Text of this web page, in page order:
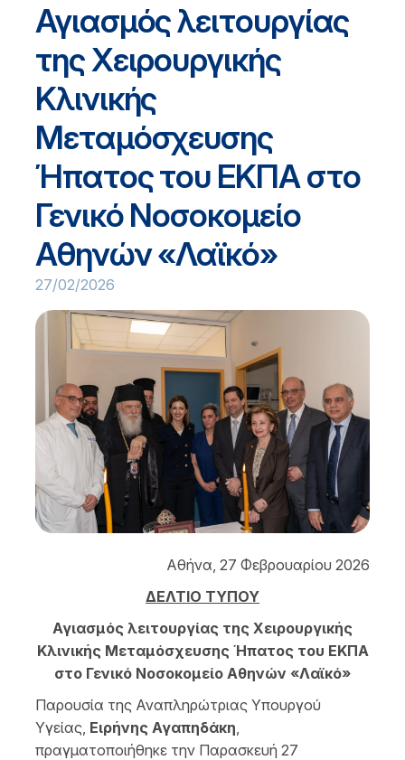
Αγιασμός λειτουργίας
της Χειρουργικής
Κλινικής
Μεταμόσχευσης
Ήπατος του ΕΚΠΑ στο
Γενικό Νοσοκομείο
Αθηνών «Λαϊκό»
27/02/2026
Αθήνα, 27 Φεβρουαρίου 2026
ΔΕΛΤΙΟ ΤΥΠΟΥ
Αγιασμός λειτουργίας της Χειρουργικής
Κλινικής Μεταμόσχευσης Ήπατος του ΕΚΠΑ
στο Γενικό Νοσοκομείο Αθηνών «Λαϊκό»
Παρουσία της Αναπληρώτριας Υπουργού
Υγείας, Ειρήνης Αγαπηδάκη
πραγματοποιήθηκε την Παρασκευή 27